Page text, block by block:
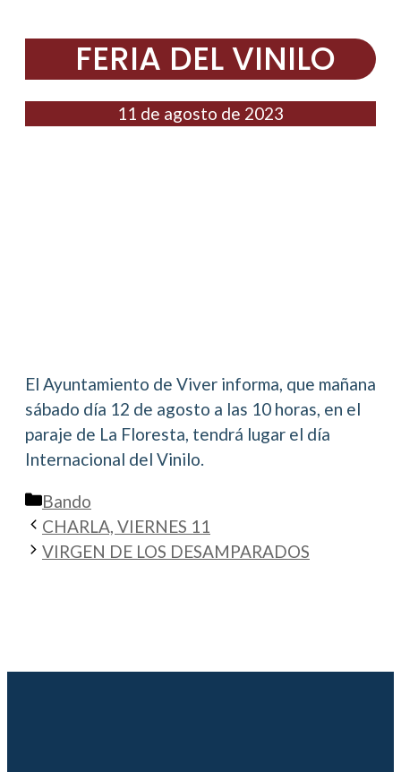
FERIA DEL VINILO
11 de agosto de 2023
El Ayuntamiento de Viver informa, que mañana
sábado día 12 de agosto a las 10 horas, en el
paraje de La Floresta, tendrá lugar el día
Internacional del Vinilo.
Categorías
Bando
CHARLA, VIERNES 11
VIRGEN DE LOS DESAMPARADOS